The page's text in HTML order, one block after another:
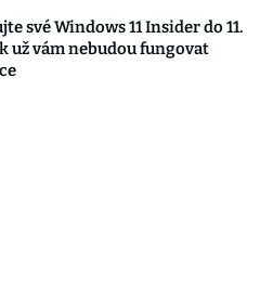
své Windows 11 Insider do 11.
už vám nebudou fungovat